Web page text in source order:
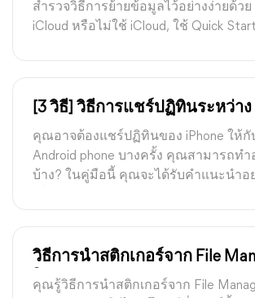
สำรวจวิธีการย้ายข้อมูลไว้อย่างง่ายด้ว
iCloud หรือไม่ใช้ iCloud, ใช้ Quick
[3 วิธี] วิธีการแชร์ปฏิทินระหว่าง
และ Android
คุณอาจต้องแชร์ปฏิทินของ iPhone ให้กั
Android phone บางครั้ง คุณสามารถทำ
บ้าง? ในคู่มือนี้ คุณจะได้รับคำแนะนำอย่
วิธีการนำสติกเกอร์จาก File
ใน WhatsApp
คุณรู้วิธีการนำสติกเกอร์จาก File